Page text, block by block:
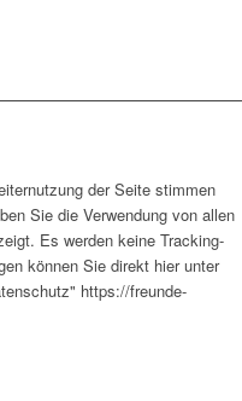
der Seite stimmen
Sie die Verwendung von allen
Es werden keine Tracking-
können Sie direkt hier unter
https://freunde-